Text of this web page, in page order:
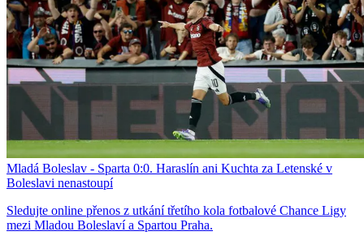
Mladá Boleslav - Sparta 0:0. Haraslín ani Kuchta za Letenské v
Boleslavi nenastoupí
Sledujte online přenos z utkání třetího kola fotbalové Chance Ligy
mezi Mladou Boleslaví a Spartou Praha.